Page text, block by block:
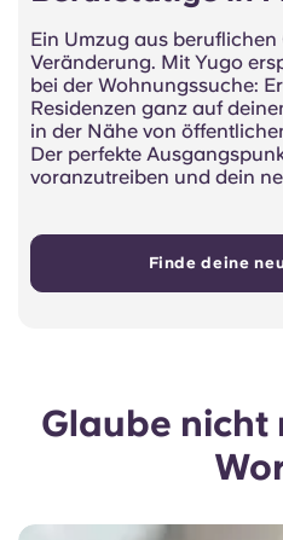
Ein Umzug aus
Veränderung. Mit Yugo
bei der Wohnungssuche:
Residenzen ganz auf
in der Nähe von
Der perfekte
voranzutreiben und dein
Finde deine
Glaube nicht